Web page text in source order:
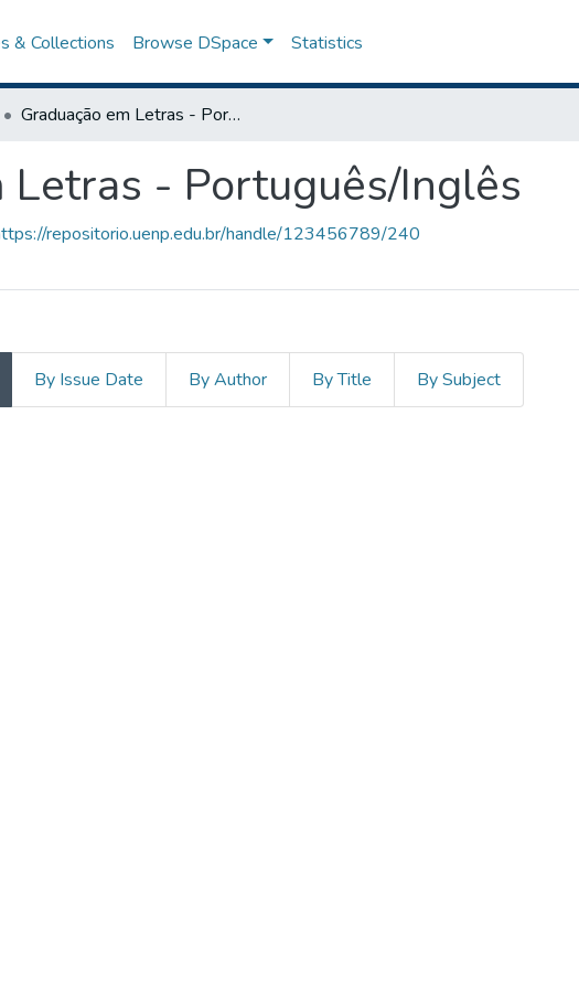
& Collections Browse DSpace Statistics
Graduação em Letras - Português/Inglês
Letras - Português/Inglês
repositorio.uenp.edu.br/handle/123456789/240
By Issue Date By Author By Title By Subject